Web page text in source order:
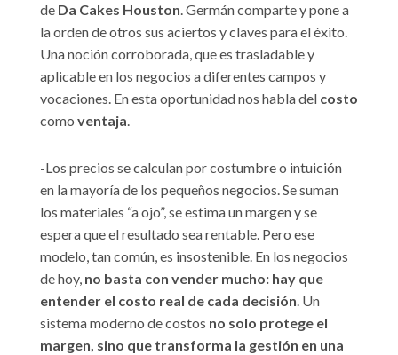
de Da Cakes Houston. Germán comparte y pone a
la orden de otros sus aciertos y claves para el éxito.
Una noción corroborada, que es trasladable y
aplicable en los negocios a diferentes campos y
vocaciones. En esta oportunidad nos habla del costo
como ventaja.
-Los precios se calculan por costumbre o intuición
en la mayoría de los pequeños negocios. Se suman
los materiales “a ojo”, se estima un margen y se
espera que el resultado sea rentable. Pero ese
modelo, tan común, es insostenible. En los negocios
de hoy, no basta con vender mucho: hay que
entender el costo real de cada decisión. Un
sistema moderno de costos no solo protege el
margen, sino que transforma la gestión en una